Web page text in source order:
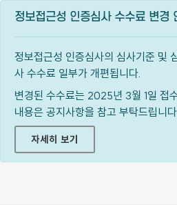
정보접근성 인증심사 수수료 변경
정보접근성 인증심사의 심사기준 및
사 수수료 일부가 개편됩니다.
변경된 수수료는 2025년 3월 1일 접
내용은 공지사항을 참고 부탁드립니
자세히 보기